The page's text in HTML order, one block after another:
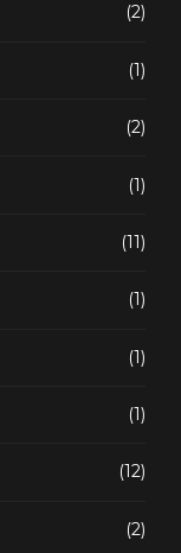
(2)
(1)
(2)
(1)
(11)
(1)
(1)
(1)
(12)
(2)